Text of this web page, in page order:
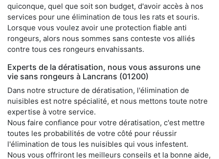
quiconque, quel que soit son budget, d'avoir accès à nos
services pour une élimination de tous les rats et souris.
Lorsque vous voulez avoir une protection fiable anti
rongeurs, alors nous sommes sans conteste vos alliés
contre tous ces rongeurs envahissants.
Experts de la dératisation, nous vous assurons une
vie sans rongeurs à Lancrans (01200)
Dans notre structure de dératisation, l'élimination de
nuisibles est notre spécialité, et nous mettons toute notre
expertise à votre service.
Nous faire confiance pour votre dératisation, c'est mettre
toutes les probabilités de votre côté pour réussir
l'élimination de tous les nuisibles qui vous infestent.
Nous vous offriront les meilleurs conseils et la bonne aide,